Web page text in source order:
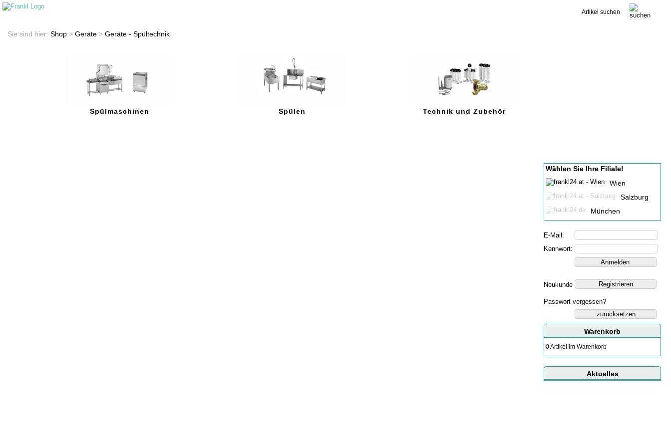
Sie sind hier: Shop > Geräte > Geräte - Spültechnik
Spülmaschinen Spülen Technik und Zubehör
Wählen Sie Ihre Filiale!
Wien
Salzburg
München
E-Mail:
Kennwort:
Neukunde
Passwort vergessen?
zurücksetzen
Warenkorb
0 Artikel im Warenkorb
Aktuelles